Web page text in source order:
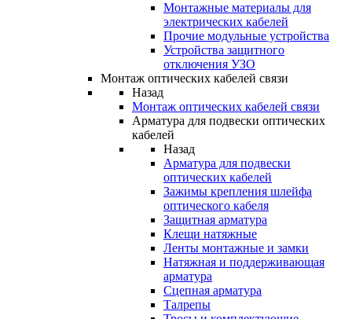
Монтажные материалы для
электрических кабелей
Прочие модульные устройства
Устройства защитного
отключения УЗО
Монтаж оптических кабелей связи
Назад
Монтаж оптических кабелей связи
Арматура для подвески оптических
кабелей
Назад
Арматура для подвески
оптических кабелей
Зажимы крепления шлейфа
оптического кабеля
Защитная арматура
Клещи натяжные
Ленты монтажные и замки
Натяжная и поддерживающая
арматура
Сцепная арматура
Талрепы